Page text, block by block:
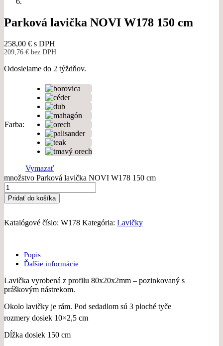
Parková lavička NOVI W178 150 cm
258,00 € s DPH
209,76 € bez DPH
Odosielame do 2 týždňov.
Farba
Vymazať
množstvo Parková lavička NOVI W178 150 cm
Pridať do košíka
Katalógové číslo: W178 Kategória: Lavičky
Popis
Ďalšie informácie
Lavička vyrobená z profilu 80x20x2mm – pozinkovaný s
práškovým nástrekom.
Okolo lavičky je rám. Pod sedadlom sú 3 ploché tyče
rozmery dosiek 10×2,5 cm
Dĺžka dosiek 150 cm